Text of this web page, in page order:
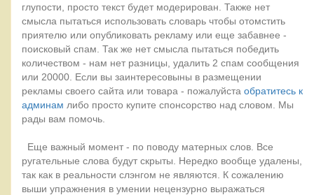
глупости, просто текст будет модерирован. Также нет
смысла пытаться использовать словарь чтобы отомстить
приятелю или опубликовать рекламу или еще забавнее -
поисковый спам. Так же нет смысла пытаться победить
количеством - нам нет разницы, удалить 2 спам сообщения
или 20000. Если вы заинтересовыны в размещении
рекламы своего сайта или товара - пожалуйста обратитесь к
админам либо просто купите спонсорство над словом. Мы
рады вам помочь.
Еще важный момент - по поводу матерных слов. Все
ругательные слова будут скрыты. Нередко вообще удалены,
так как в реальности слэнгом не являются. К сожалению
выши упражнения в умении нецензурно выражаться